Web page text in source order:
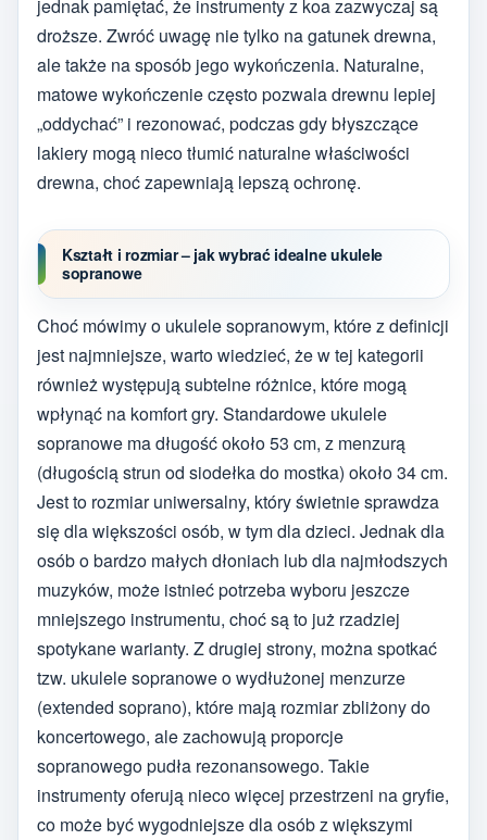
jednak pamiętać, że instrumenty z koa zazwyczaj są
droższe. Zwróć uwagę nie tylko na gatunek drewna,
ale także na sposób jego wykończenia. Naturalne,
matowe wykończenie często pozwala drewnu lepiej
„oddychać” i rezonować, podczas gdy błyszczące
lakiery mogą nieco tłumić naturalne właściwości
drewna, choć zapewniają lepszą ochronę.
Kształt i rozmiar – jak wybrać idealne ukulele
sopranowe
Choć mówimy o ukulele sopranowym, które z definicji
jest najmniejsze, warto wiedzieć, że w tej kategorii
również występują subtelne różnice, które mogą
wpłynąć na komfort gry. Standardowe ukulele
sopranowe ma długość około 53 cm, z menzurą
(długością strun od siodełka do mostka) około 34 cm.
Jest to rozmiar uniwersalny, który świetnie sprawdza
się dla większości osób, w tym dla dzieci. Jednak dla
osób o bardzo małych dłoniach lub dla najmłodszych
muzyków, może istnieć potrzeba wyboru jeszcze
mniejszego instrumentu, choć są to już rzadziej
spotykane warianty. Z drugiej strony, można spotkać
tzw. ukulele sopranowe o wydłużonej menzurze
(extended soprano), które mają rozmiar zbliżony do
koncertowego, ale zachowują proporcje
sopranowego pudła rezonansowego. Takie
instrumenty oferują nieco więcej przestrzeni na gryfie,
co może być wygodniejsze dla osób z większymi